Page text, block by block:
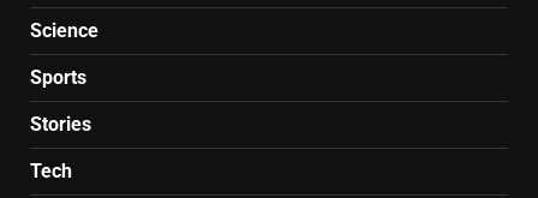
Science
Sports
Stories
Tech